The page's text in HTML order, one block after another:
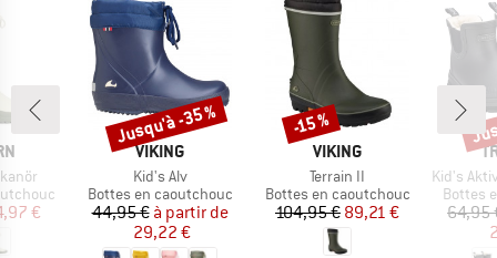
réduit
€
MARQUE
VIKING
Article
Kid's Alv
Product group
Bottes en caoutchouc
Prix
44,95 € Prix réduit
à partir de
29,22 €
Remise
Jusqu'à -35 %
MARQUE
VIKING
Article
Terrain II
Product group
Bottes en caoutchouc
Prix
104,95 €Prix réduit
89,21 €
Remise
-15 %
Article
Kid's Aktiv
Bottes
64,95